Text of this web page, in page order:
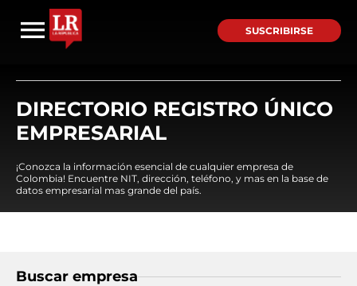
SUSCRIBIRSE
DIRECTORIO REGISTRO ÚNICO
EMPRESARIAL
¡Conozca la información esencial de cualquier empresa de
Colombia! Encuentre NIT, dirección, teléfono, y mas en la base de
datos empresarial mas grande del país.
Buscar empresa